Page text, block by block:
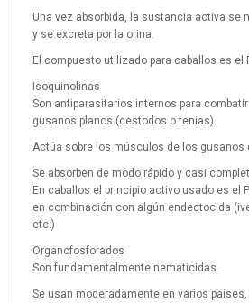
Una vez absorbida, la sustancia activa se
y se excreta por la orina.
El compuesto utilizado para caballos es el
Isoquinolinas
Son antiparasitarios internos para
gusanos planos (cestodos o tenias).
Actúa sobre los músculos de los gusanos
Se absorben de modo rápido y casi
En caballos el principio activo usado es el
en combinación con algún endectocida
etc.)
Organofosforados
Son fundamentalmente nematicidas.
Se usan moderadamente en varios